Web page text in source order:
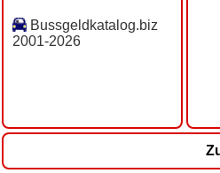
Bussgeldkatalog.biz
2001-2026